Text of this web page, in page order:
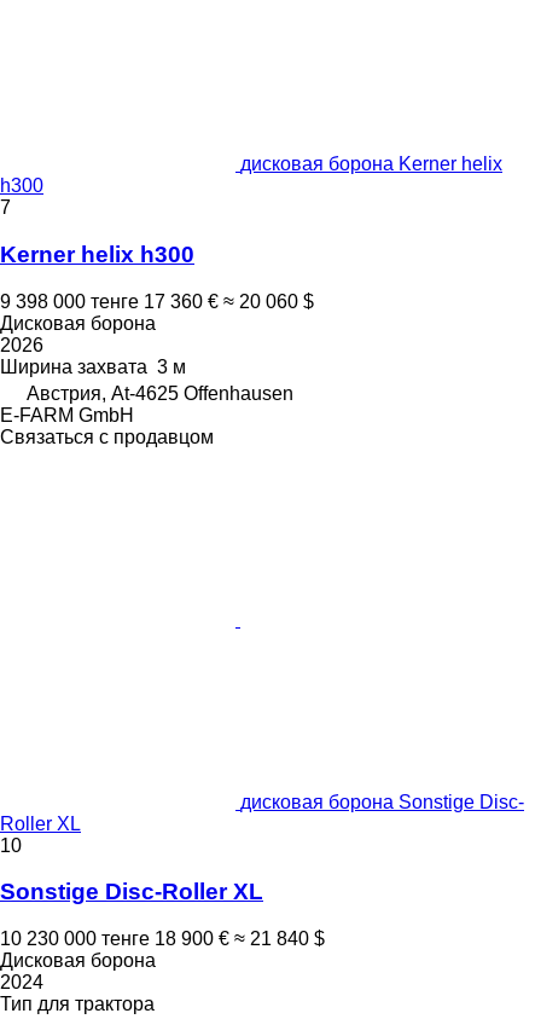
дисковая борона Kerner helix
h300
7
Kerner helix h300
9 398 000 тенге 17 360 € ≈ 20 060 $
Дисковая борона
2026
Ширина захвата 3 м
Австрия, At-4625 Offenhausen
E-FARM GmbH
Связаться с продавцом
дисковая борона Sonstige Disc-
Roller XL
10
Sonstige Disc-Roller XL
10 230 000 тенге 18 900 € ≈ 21 840 $
Дисковая борона
2024
Тип для трактора